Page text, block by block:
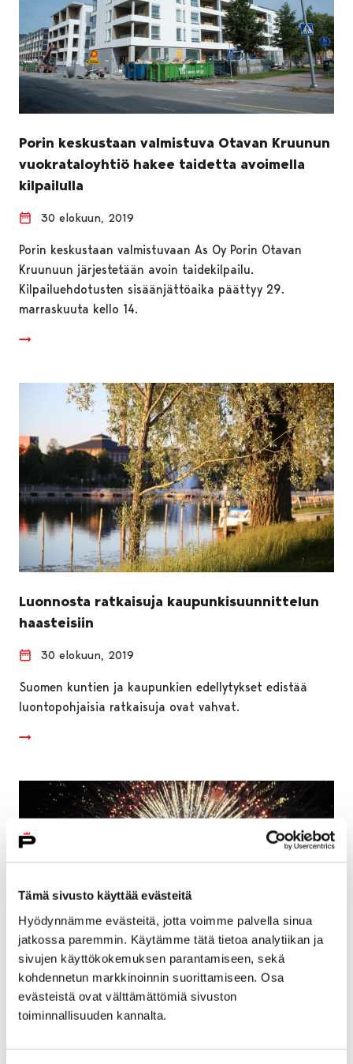
Tämä sivusto käyttää evästeitä
Hyödynnämme evästeitä, jotta voimme palvella sinua
jatkossa paremmin. Käytämme tätä tietoa analytiikan ja
sivujen käyttökokemuksen parantamiseen, sekä
kohdennetun markkinoinnin suorittamiseen. Osa
evästeistä ovat välttämättömiä sivuston
toiminnallisuuden kannalta.
Porin keskustaan valmistuva Otavan Kruunun
vuokrataloyhtiö hakee taidetta avoimella
kilpailulla
30 elokuun, 2019
Porin keskustaan valmistuvaan As Oy Porin Otavan
Kruunuun järjestetään avoin taidekilpailu.
Kilpailuehdotusten sisäänjättöaika päättyy 29.
marraskuuta kello 14.
Luonnosta ratkaisuja kaupunkisuunnittelun
haasteisiin
30 elokuun, 2019
Suomen kuntien ja kaupunkien edellytykset edistää
luontopohjaisia ratkaisuja ovat vahvat.
Venetsialaisia juhlistetaan ilotulituksella
Etelärannassa
30 elokuun, 2019